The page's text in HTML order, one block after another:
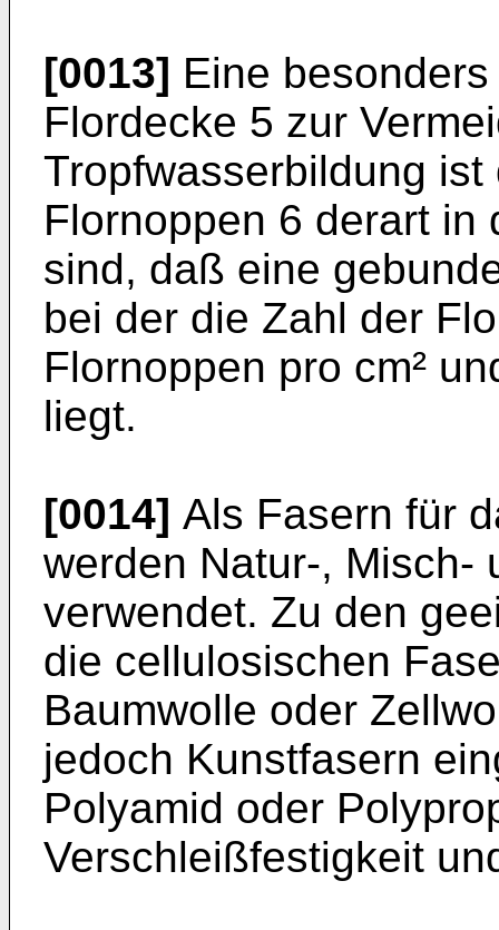
[0013] Eine
Flordecke 5 zur
Tropfwasserbildung
Flornoppen 6 derart in
sind, daß eine
bei der die Zahl der
Flornoppen pro cm²
liegt.
[0014] Als Fasern für
werden Natur-, Misch-
verwendet. Zu den
die cel­lulosischen
Baumwolle oder
jedoch Kunstfasern
Polyamid oder
Verschleißfestigkeit